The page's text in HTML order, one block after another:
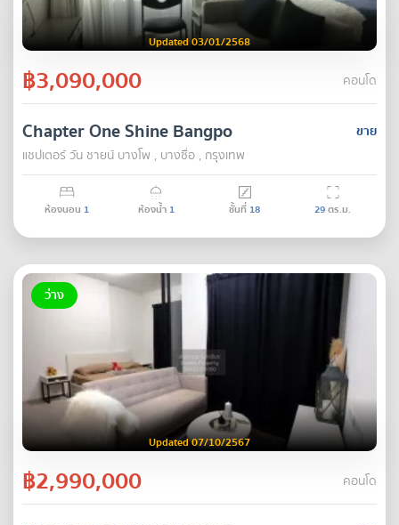
Updated 03/01/2568
฿3,090,000 คอนโด
ขาย
Chapter One Shine Bangpo
แชปเตอร์ วัน ชายน์ บางโพ , บางซื่อ , กรุงเทพ
ห้องนอน 1 ห้องน้ำ 1 ชั้นที่ 18 29ตร.ม.
ว่าง
Updated 07/10/2567
฿2,990,000 คอนโด